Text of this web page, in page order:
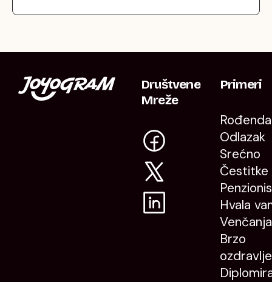
Društvene
Mreže
Primeri
Odlazak
Srećno
Čestitke
Hvala
Venčanja
Brzo